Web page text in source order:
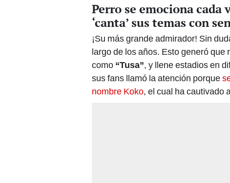
Perro se emociona cada
‘canta’ sus temas con
¡Su más grande admirador! Sin
largo de los años. Esto generó
como “Tusa”, y llene estadios en
sus fans llamó la atención porque
nombre Koko, el cual ha cautivado